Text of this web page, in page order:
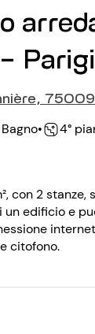
Parigi
Bagno• 4°
con 2 stanze,
un edificio e
citofono.